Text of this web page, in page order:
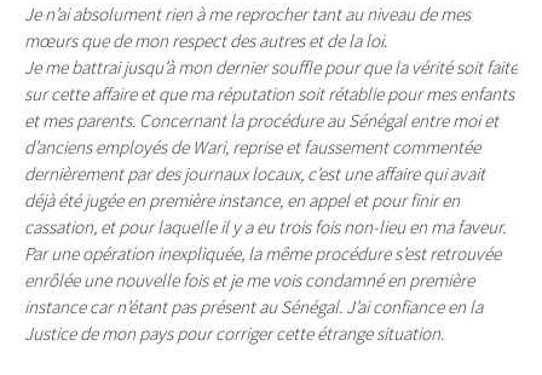
Je n’ai absolument rien à me reprocher tant au niveau de mes
mœurs que de mon respect des autres et de la loi.
Je me battrai jusqu’à mon dernier souffle pour que la vérité soit faite
sur cette affaire et que ma réputation soit rétablie pour mes enfants
et mes parents. Concernant la procédure au Sénégal entre moi et
d’anciens employés de Wari, reprise et faussement commentée
dernièrement par des journaux locaux, c’est une affaire qui avait
déjà été jugée en première instance, en appel et pour finir en
cassation, et pour laquelle il y a eu trois fois non-lieu en ma faveur.
Par une opération inexpliquée, la même procédure s’est retrouvée
enrôlée une nouvelle fois et je me vois condamné en première
instance car n’étant pas présent au Sénégal. J’ai confiance en la
Justice de mon pays pour corriger cette étrange situation.